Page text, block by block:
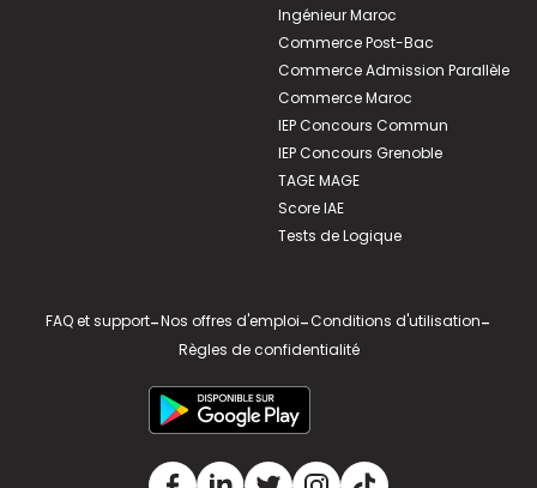
Ingénieur Maroc
Commerce Post-Bac
Commerce Admission Parallèle
Commerce Maroc
IEP Concours Commun
IEP Concours Grenoble
TAGE MAGE
Score IAE
Tests de Logique
FAQ et support-Nos offres d'emploi-Conditions d'utilisation-
Règles de confidentialité